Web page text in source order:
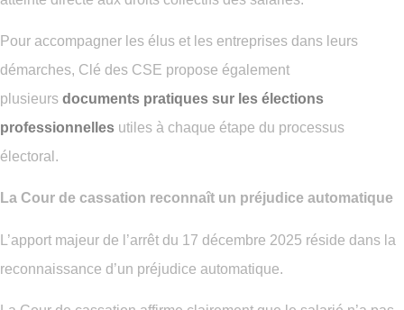
Pour accompagner les élus et les entreprises dans leurs
démarches, Clé des CSE propose également
plusieurs documents pratiques sur les élections
professionnelles utiles à chaque étape du processus
électoral.
La Cour de cassation reconnaît un préjudice automatique
L’apport majeur de l’arrêt du 17 décembre 2025 réside dans la
reconnaissance d’un préjudice automatique.